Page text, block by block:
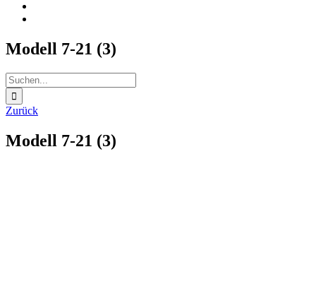
Modell 7-21 (3)
Suche
nach:
Zurück
Modell 7-21 (3)